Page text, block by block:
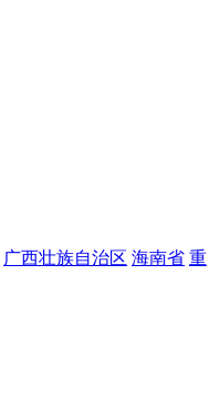
广西壮族自治区 海南省 重